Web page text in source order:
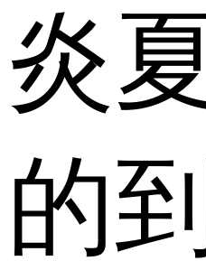
炎
的到